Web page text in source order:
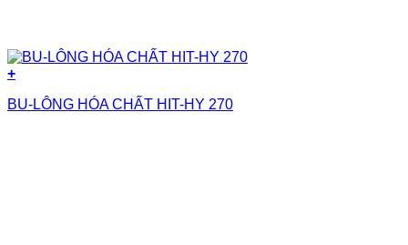
+
BU-LÔNG HÓA CHẤT HIT-HY 270